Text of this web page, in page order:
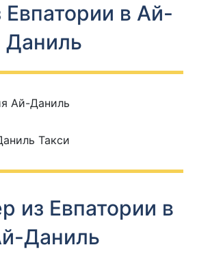
Евпатории в Ай-
Даниль
из Евпатории в
Даниль